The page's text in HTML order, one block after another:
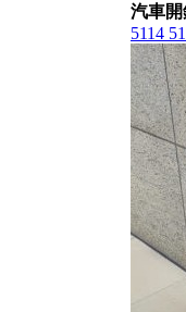
汽車
5114